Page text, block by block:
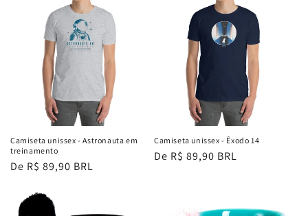
Camiseta unissex - Astronauta em
treinamento
Preço
De R$ 89,90 BRL
Camiseta unissex - Êxodo 14
Preço
De R$ 89,90 BRL